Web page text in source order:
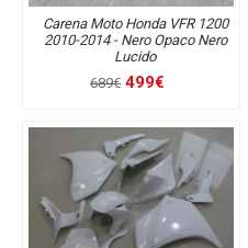
Carena Moto Honda VFR 1200
2010-2014 - Nero Opaco Nero
Lucido
689€ 499€